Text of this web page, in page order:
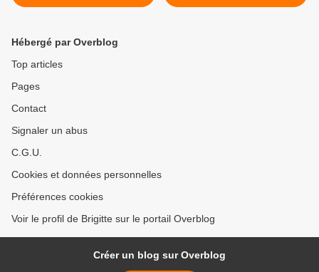
Hébergé par Overblog
Top articles
Pages
Contact
Signaler un abus
C.G.U.
Cookies et données personnelles
Préférences cookies
Voir le profil de Brigitte sur le portail Overblog
Créer un blog sur Overblog